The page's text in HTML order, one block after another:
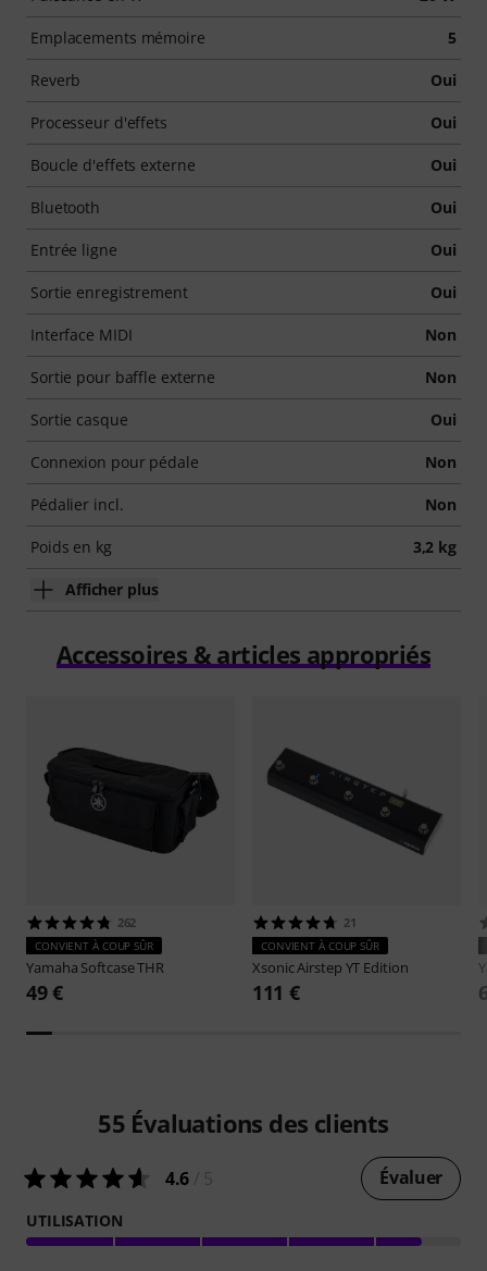
Emplacements mémoire 5
Reverb Oui
Processeur d'effets Oui
Boucle d'effets externe Oui
Bluetooth Oui
Entrée ligne Oui
Sortie enregistrement Oui
Interface MIDI Non
Sortie pour baffle externe Non
Sortie casque Oui
Connexion pour pédale Non
Pédalier incl. Non
Poids en kg 3,2 kg
Afficher plus
Accessoires & articles appropriés
262
CONVIENT À COUP SÛR
Yamaha Softcase THR
49 €
21
CONVIENT À COUP SÛR
XsonicAirstep YT Edition
111 €
55 Évaluations des clients
4.6 Évaluer
UTILISATION